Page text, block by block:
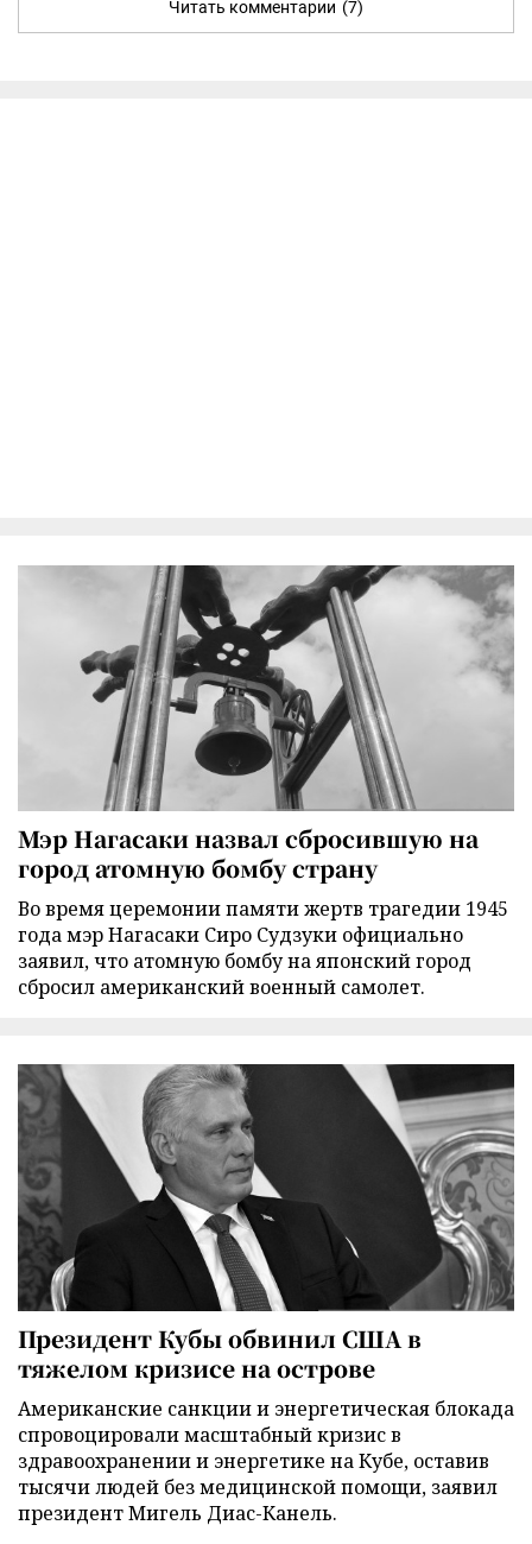
Читать комментарии (7)
Мэр Нагасаки назвал сбросившую на
город атомную бомбу страну
Во время церемонии памяти жертв трагедии 1945
года мэр Нагасаки Сиро Судзуки официально
заявил, что атомную бомбу на японский город
сбросил американский военный самолет.
Президент Кубы обвинил США в
тяжелом кризисе на острове
Американские санкции и энергетическая блокада
спровоцировали масштабный кризис в
здравоохранении и энергетике на Кубе, оставив
тысячи людей без медицинской помощи, заявил
президент Мигель Диас-Канель.